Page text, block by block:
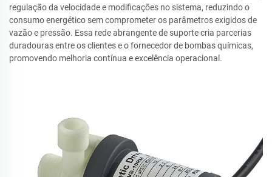
regulação da velocidade e modificações no sistema, reduzindo o
consumo energético sem comprometer os parâmetros exigidos de
vazão e pressão. Essa rede abrangente de suporte cria parcerias
duradouras entre os clientes e o fornecedor de bombas químicas,
promovendo melhoria contínua e excelência operacional.